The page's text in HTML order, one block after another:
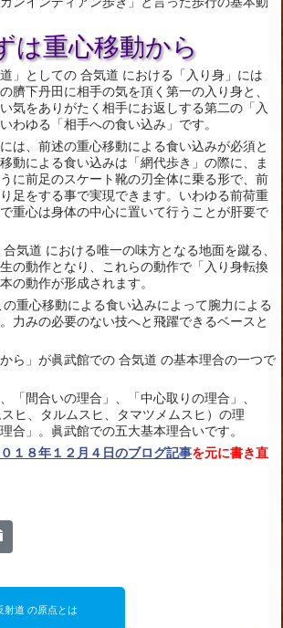
は重心移動から
道」としての 合気道 における「入り身」には
臍下丹田に相手の気を頂く第一の入り身と、
気をありがたく相手にお返しする第二の「入
わゆる「相手への食い込み」です。
は、前述の重心移動による食い込みが必須と
動による食い込みは「網代歩き」の際に、ま
に前足のスケート靴の刃全体に乗る形で、前
足をする事で実現できます。いわゆる前荷重
重心は身体の中心に置いて行うことが肝要で
気道 における唯一の味方となる地面を蹴る、
の動作となり、これらの動作で「入り身転換
の動作が形成されます。
重心移動による食い込みによって腕力による
力みの必要のない技へと飛躍できるベースと
から」が眞武館での 合気道 の基本理合の一つで
「間合いの理合」、「中心取りの理合」、
ヒ、タルムスヒ、タマツメムスヒ）の理
合」。眞武館での五大基本理合いです。
０１８年１２月４日のブログ記事を元に書き直
射道 の原点とは